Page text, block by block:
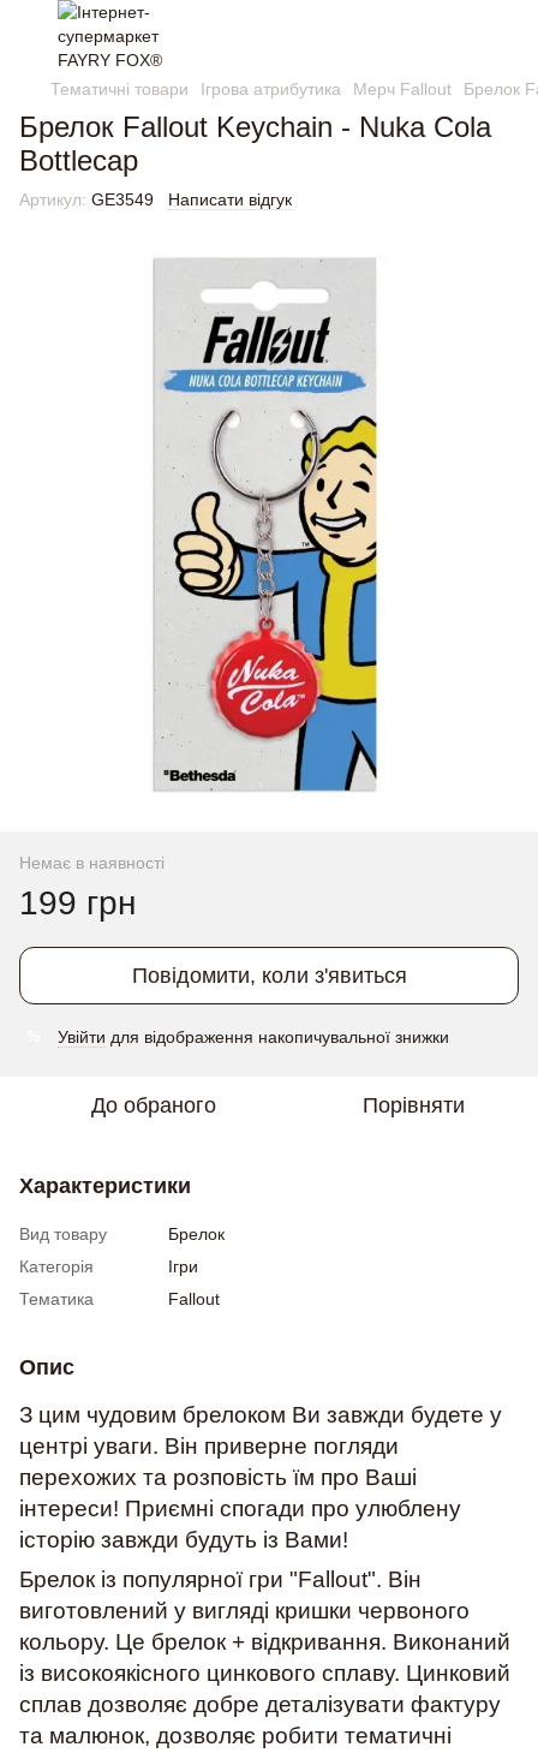
Тематичні товари Ігрова атрибутика Мерч Fallout Брелок
Брелок Fallout Keychain - Nuka Cola
Bottlecap
Артикул: GE3549 Написати відгук
Немає в наявності
199 грн
Повідомити, коли з'явиться
Увійти для відображення накопичувальної знижки
До обраного Порівняти
Характеристики
Вид товару
Брелок
Категорія
Ігри
Тематика
Fallout
Опис
З цим чудовим брелоком Ви завжди будете у
центрі уваги. Він приверне погляди
перехожих та розповість їм про Ваші
інтереси! Приємні спогади про улюблену
історію завжди будуть із Вами!
Брелок із популярної гри "Fallout". Він
виготовлений у вигляді кришки червоного
кольору. Це брелок + відкривання. Виконаний
із високоякісного цинкового сплаву. Цинковий
сплав дозволяє добре деталізувати фактуру
та малюнок, дозволяє робити тематичні